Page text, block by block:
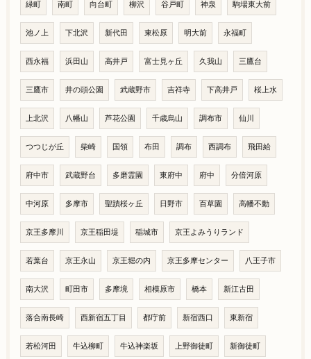
緑町 南町 向台町 柳沢 谷戸町 神泉 駒場東大前
池ノ上 下北沢 新代田 東松原 明大前 永福町
西永福 浜田山 高井戸 富士見ヶ丘 久我山 三鷹台
三鷹市 井の頭公園 武蔵野市 吉祥寺 下高井戸 桜上水
上北沢 八幡山 芦花公園 千歳烏山 調布市 仙川
つつじが丘 柴崎 国領 布田 調布 西調布 飛田給
府中市 武蔵野台 多磨霊園 東府中 府中 分倍河原
中河原 多摩市 聖蹟桜ヶ丘 日野市 百草園 高幡不動
京王多摩川 京王稲田堤 稲城市 京王よみうりランド
若葉台 京王永山 京王堀の内 京王多摩センター 八王子市
南大沢 町田市 多摩境 相模原市 橋本 新江古田
落合南長崎 西新宿五丁目 都庁前 新宿西口 東新宿
若松河田 牛込柳町 牛込神楽坂 上野御徒町 新御徒町